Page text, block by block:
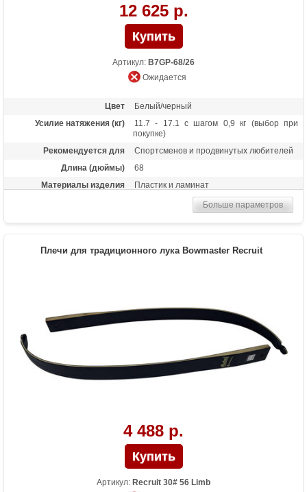
12 625 р.
Артикул: B7GP-68/26
Ожидается
Цвет
Белый/черный
Усилие натяжения (кг)
11.7 - 17.1 с шагом 0,9 кг (выбор при
покупке)
Рекомендуется для
Спортсменов и продвинутых любителей
Длина (дюймы)
68
Материалы изделия
Пластик и ламинат
Спортивная стрельба, турниры
Больше параметров
Плечи для традиционного лука Bowmaster Recruit
4 488 р.
Артикул: Recruit 30# 56 Limb